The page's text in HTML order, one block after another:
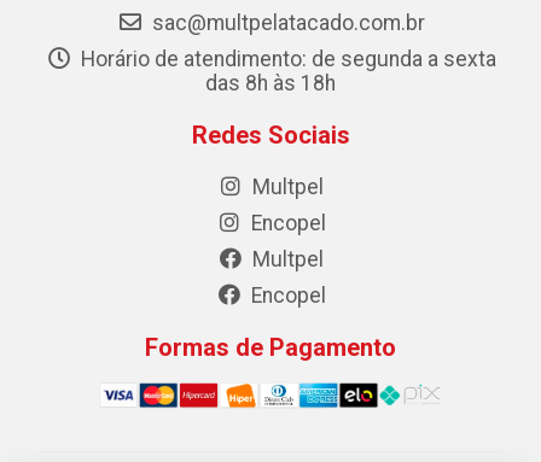
sac@multpelatacado.com.br
Horário de atendimento: de segunda a sexta
das 8h às 18h
Redes Sociais
Multpel
Encopel
Multpel
Encopel
Formas de Pagamento